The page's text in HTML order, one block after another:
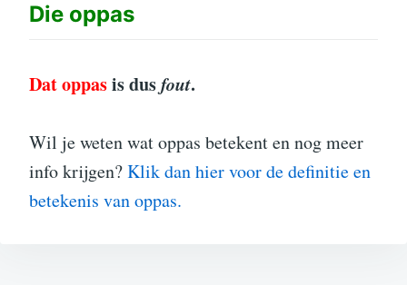
Die oppas
Dat oppasis dusfout.
Wil je weten wat oppas betekent en nog meer
info krijgen?Klik dan hier voor de definitie en
betekenis van oppas.